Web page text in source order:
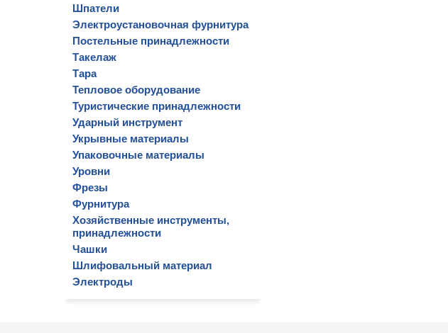
Шпатели
Электроустановочная фурнитура
Постельные принадлежности
Такелаж
Тара
Тепловое оборудование
Туристические принадлежности
Ударный инструмент
Укрывные материалы
Упаковочные материалы
Уровни
Фрезы
Фурнитура
Хозяйственные инструменты,
принадлежности
Чашки
Шлифовальный материал
Электроды